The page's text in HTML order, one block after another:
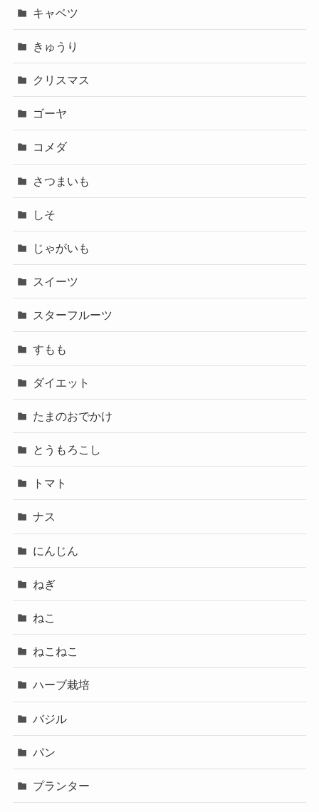
キャベツ
きゅうり
クリスマス
ゴーヤ
コメダ
さつまいも
しそ
じゃがいも
スイーツ
スターフルーツ
すもも
ダイエット
たまのおでかけ
とうもろこし
トマト
ナス
にんじん
ねぎ
ねこ
ねこねこ
ハーブ栽培
バジル
パン
プランター